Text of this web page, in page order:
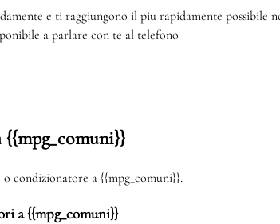
e ti raggiungono il piu rapidamente possibile
a parlare con te al telefono
o condizionatore a {{mpg_comuni}}.
a {{mpg_comuni}}